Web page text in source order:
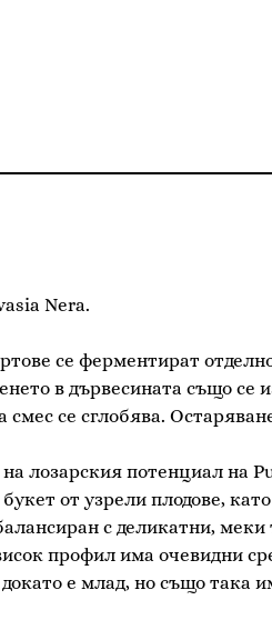
Nera.
се ферментират
в дървесината също се
се сглобява.
лозарския потенциал на
от узрели плодове,
с деликатни,
профил има очевидни
е млад, но също така